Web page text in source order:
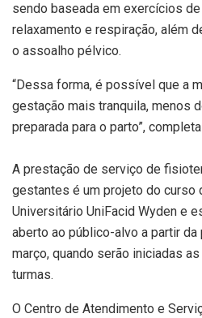
sendo baseada em exercícios
relaxamento e respiração, além
o assoalho pélvico.
“Dessa forma, é possível que a
gestação mais tranquila, menos
preparada para o parto”,
A prestação de serviço de
gestantes é um projeto do curso
Universitário UniFacid Wyden e
aberto ao público-alvo a partir da
março, quando serão iniciadas
turmas.
O Centro de Atendimento e